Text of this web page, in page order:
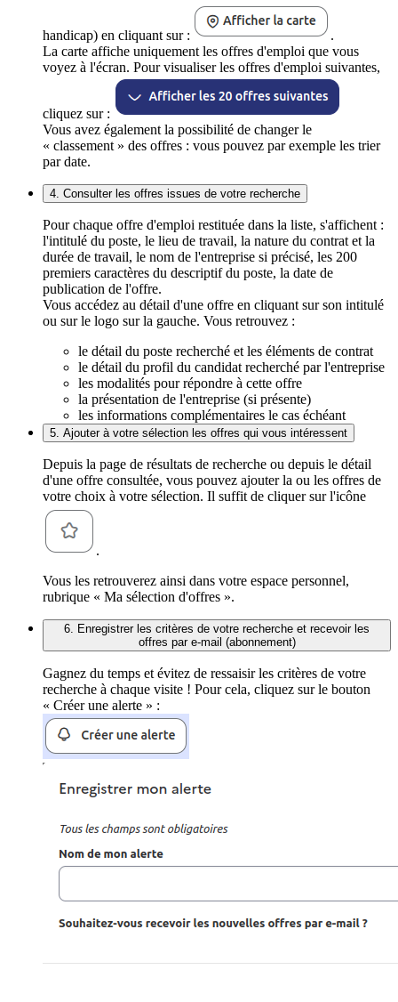
handicap) en cliquant sur :
.
La carte affiche uniquement les offres d'emploi que vous
voyez à l'écran. Pour visualiser les offres d'emploi suivantes,
cliquez sur :
Vous avez également la possibilité de changer le
« classement » des offres : vous pouvez par exemple les trier
par date.
4. Consulter les offres issues de votre recherche
Pour chaque offre d'emploi restituée dans la liste, s'affichent :
l'intitulé du poste, le lieu de travail, la nature du contrat et la
durée de travail, le nom de l'entreprise si précisé, les 200
premiers caractères du descriptif du poste, la date de
publication de l'offre.
Vous accédez au détail d'une offre en cliquant sur son intitulé
ou sur le logo sur la gauche. Vous retrouvez :
le détail du poste recherché et les éléments de contrat
le détail du profil du candidat recherché par l'entreprise
les modalités pour répondre à cette offre
la présentation de l'entreprise (si présente)
les informations complémentaires le cas échéant
5. Ajouter à votre sélection les offres qui vous intéressent
Depuis la page de résultats de recherche ou depuis le détail
d'une offre consultée, vous pouvez ajouter la ou les offres de
votre choix à votre sélection. Il suffit de cliquer sur l'icône
.
Vous les retrouverez ainsi dans votre espace personnel,
rubrique « Ma sélection d'offres ».
6. Enregistrer les critères de votre recherche et recevoir les
offres par e-mail (abonnement)
Gagnez du temps et évitez de ressaisir les critères de votre
recherche à chaque visite ! Pour cela, cliquez sur le bouton
« Créer une alerte » :